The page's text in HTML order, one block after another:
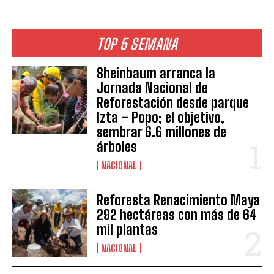
TOP 5 SEMANA
Sheinbaum arranca la
Jornada Nacional de
Reforestación desde parque
Izta – Popo; el objetivo,
sembrar 6.6 millones de
árboles
NACIONAL
Reforesta Renacimiento Maya
292 hectáreas con más de 64
mil plantas
NACIONAL